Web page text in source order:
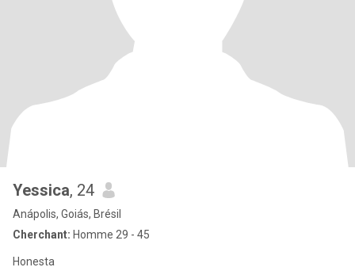
Yessica, 24
Anápolis, Goiás, Brésil
Cherchant: Homme 29 - 45
Honesta